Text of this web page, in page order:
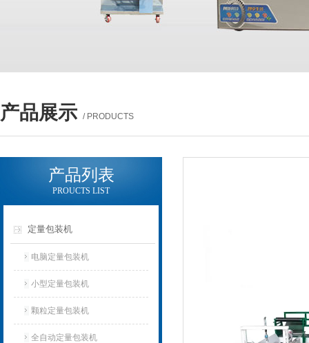
产品展示 / PRODUCTS
产品列表
PROUCTS LIST
定量包装机
电脑定量包装机
小型定量包装机
颗粒定量包装机
全自动定量包装机